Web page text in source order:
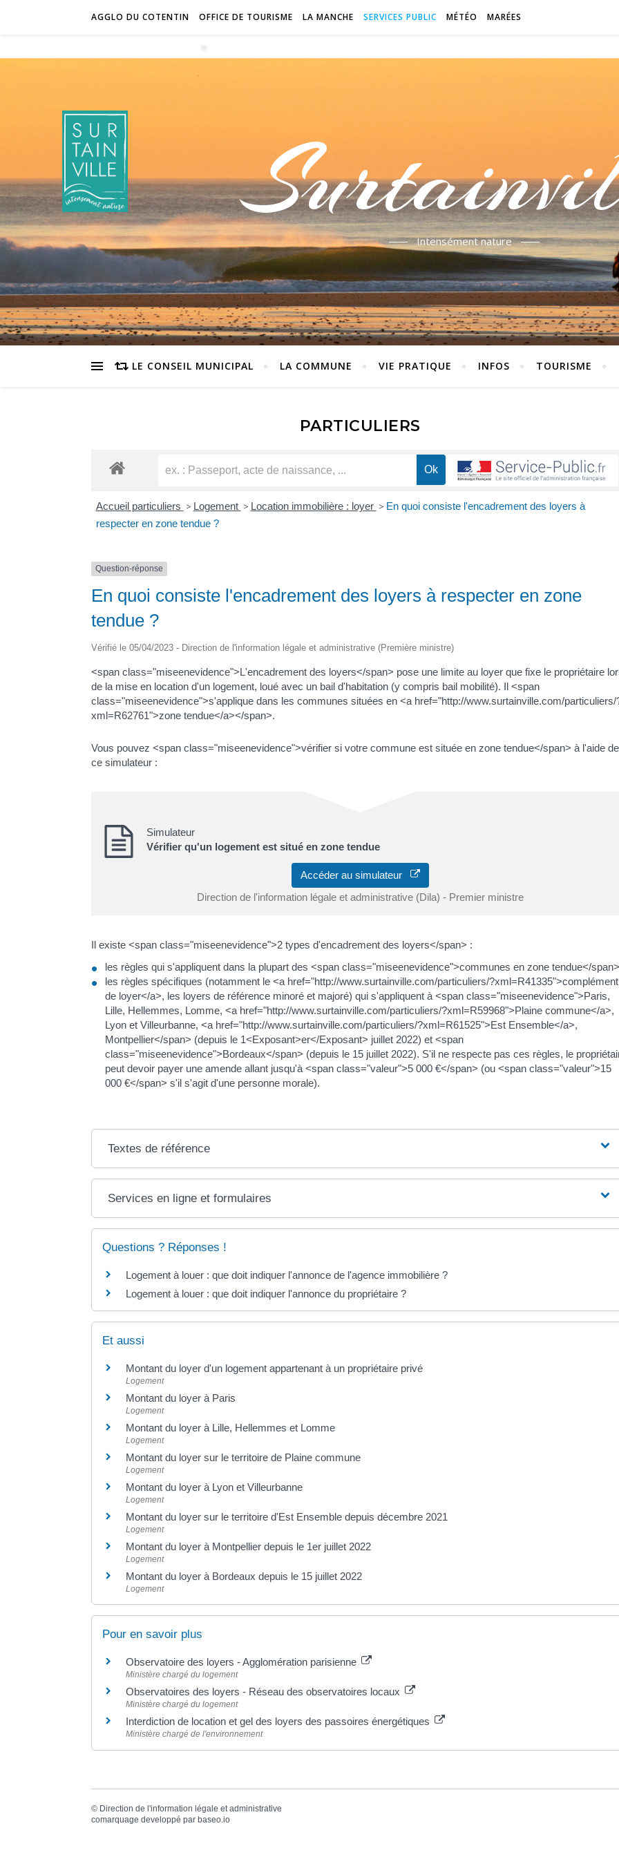
AGGLO DU COTENTIN OFFICE DE TOURISME LA MANCHE SERVICES PUBLIC MÉTÉO MARÉES
Intensément nature
LE CONSEIL MUNICIPAL LA COMMUNE VIE PRATIQUE INFOS TOURISME
PARTICULIERS
Accueil particuliers > Logement > Location immobilière : loyer > En quoi consiste l'encadrement des loyers à
respecter en zone tendue ?
Question-réponse
En quoi consiste l'encadrement des loyers à respecter en zone
tendue ?
Vérifié le 05/04/2023 - Direction de l'information légale et administrative (Première ministre)
<span class="miseenevidence">L'encadrement des loyers</span> pose une limite au loyer que fixe le propriétaire
de la mise en location d'un logement, loué avec un bail d'habitation (y compris bail mobilité). Il <span
class="miseenevidence">s'applique dans les communes situées en <a href="http://www.surtainville.com/particuliers/
xml=R62761">zone tendue</a></span>.
Vous pouvez <span class="miseenevidence">vérifier si votre commune est située en zone tendue</span> à l'aide de
ce simulateur :
Simulateur
Vérifier qu'un logement est situé en zone tendue
Accéder au simulateur
Direction de l'information légale et administrative (Dila) - Premier ministre
Il existe <span class="miseenevidence">2 types d'encadrement des loyers</span> :
les règles qui s'appliquent dans la plupart des <span class="miseenevidence">communes en zone tendue</span>
les règles spécifiques (notamment le <a href="http://www.surtainville.com/particuliers/?xml=R41335">complément
de loyer</a>, les loyers de référence minoré et majoré) qui s'appliquent à <span class="miseenevidence">Paris,
Lille, Hellemmes, Lomme, <a href="http://www.surtainville.com/particuliers/?xml=R59968">Plaine commune</a>,
Lyon et Villeurbanne, <a href="http://www.surtainville.com/particuliers/?xml=R61525">Est Ensemble</a>,
Montpellier</span> (depuis le 1<Exposant>er</Exposant> juillet 2022) et <span
class="miseenevidence">Bordeaux</span> (depuis le 15 juillet 2022). S'il ne respecte pas ces règles, le
peut devoir payer une amende allant jusqu'à <span class="valeur">5 000 €</span> (ou <span class="valeur">15
000 €</span> s'il s'agit d'une personne morale).
Textes de référence
Services en ligne et formulaires
Questions ? Réponses !
Logement à louer : que doit indiquer l'annonce de l'agence immobilière ?
Logement à louer : que doit indiquer l'annonce du propriétaire ?
Et aussi
Montant du loyer d'un logement appartenant à un propriétaire privé
Logement
Montant du loyer à Paris
Logement
Montant du loyer à Lille, Hellemmes et Lomme
Logement
Montant du loyer sur le territoire de Plaine commune
Logement
Montant du loyer à Lyon et Villeurbanne
Logement
Montant du loyer sur le territoire d'Est Ensemble depuis décembre 2021
Logement
Montant du loyer à Montpellier depuis le 1er juillet 2022
Logement
Montant du loyer à Bordeaux depuis le 15 juillet 2022
Logement
Pour en savoir plus
Observatoire des loyers - Agglomération parisienne
Ministère chargé du logement
Observatoires des loyers - Réseau des observatoires locaux
Ministère chargé du logement
Interdiction de location et gel des loyers des passoires énergétiques
Ministère chargé de l'environnement
© Direction de l'information légale et administrative
comarquage developpé par baseo.io